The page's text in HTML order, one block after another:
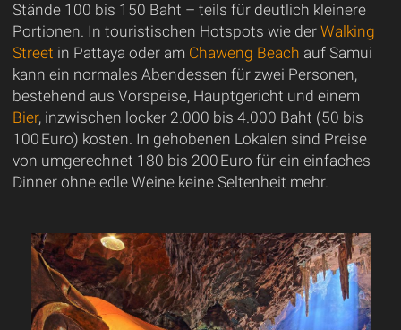
Stände 100 bis 150 Baht – teils für deutlich kleinere
Portionen. In touristischen Hotspots wie der Walking
Street in Pattaya oder am Chaweng Beach auf Samui
kann ein normales Abendessen für zwei Personen,
bestehend aus Vorspeise, Hauptgericht und einem
Bier, inzwischen locker 2.000 bis 4.000 Baht (50 bis
100 Euro) kosten. In gehobenen Lokalen sind Preise
von umgerechnet 180 bis 200 Euro für ein einfaches
Dinner ohne edle Weine keine Seltenheit mehr.